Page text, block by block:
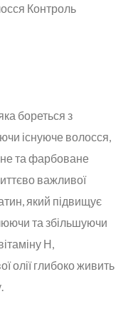
Контроль
бореться з
існуюче волосся,
та фарбоване
важливої
який підвищує
та збільшуючи
Н,
олії глибоко живить